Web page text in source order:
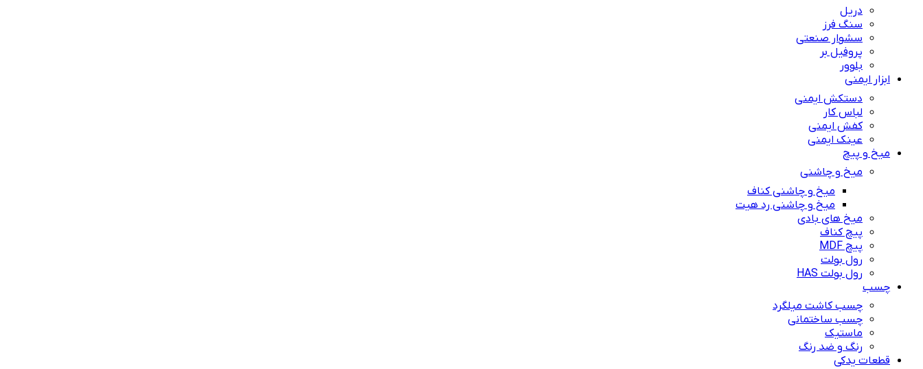
دریل
سنگ فرز
سشوار صنعتی
پروفیل بر
بلوور
ابزار ایمنی
دستکش ایمنی
لباس کار
کفش ایمنی
عینک ایمنی
میخ و پیچ
میخ و چاشنی
میخ و چاشنی کناف
میخ و چاشنی رد هیت
میخ های بادی
پیچ کناف
پیچ MDF
رول بولت
رول بولت HAS
چسب
چسب کاشت میلگرد
چسب ساختمانی
ماستیک
رنگ و ضد رنگ
قطعات یدکی